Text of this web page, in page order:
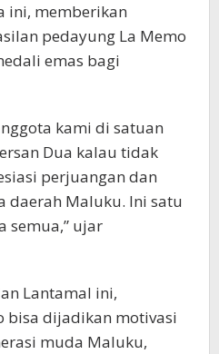
ini, memberikan
pedayung La Memo
emas bagi
kami di satuan
Dua kalau tidak
perjuangan dan
daerah Maluku. Ini satu
semua,” ujar
Lantamal ini,
bisa dijadikan motivasi
muda Maluku,